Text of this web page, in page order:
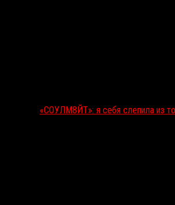
«СОУЛМ8ЙТ»: я себя слепила из